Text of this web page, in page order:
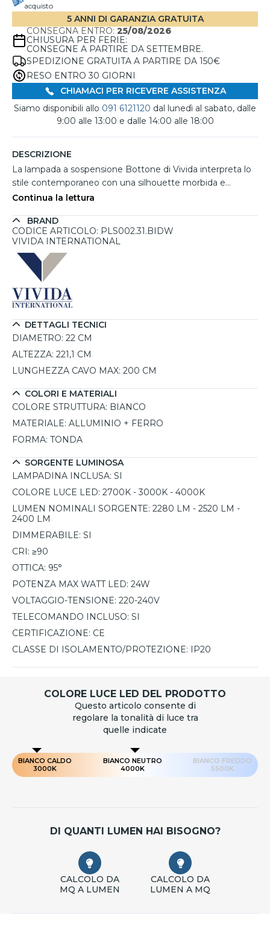
acquisto
5 ANNI DI GARANZIA GRATUITA
CONSEGNA ENTRO: 25/08/2026
CHIUSURA PER FERIE:
CONSEGNE A PARTIRE DA SETTEMBRE.
SPEDIZIONE GRATUITA A PARTIRE DA 150€
RESO ENTRO 30 GIORNI
CHIAMACI PER RICEVERE ASSISTENZA
Siamo disponibili allo 091 6121120 dal lunedì al sabato, dalle
9:00 alle 13:00 e dalle 14:00 alle 18:00
DESCRIZIONE
La lampada a sospensione Bottone di Vivida interpreta lo
stile contemporaneo con una silhouette morbida e
compatta, ispirata alla forma di un piccolo vaso
touch bianca dona eleganza e una piacevole sensazione
materica, perfetta per ambienti moderni e raffinati. Dotata
illuminazione diretta verso il basso e diffusione verso l'alto,
creando un effetto luminoso equilibrato e accogliente.
Ideale sopra tavoli da pranzo, penisole o isole cucina, può
essere installata anche in serie. Il telecomando incluso
colore da 2700K a 4000K.
Continua la lettura
BRAND
CODICE ARTICOLO: PLS002.31.BIDW
VIVIDA INTERNATIONAL
DETTAGLI TECNICI
DIAMETRO: 22 CM
ALTEZZA: 221,1 CM
LUNGHEZZA CAVO MAX: 200 CM
COLORI E MATERIALI
COLORE STRUTTURA: BIANCO
MATERIALE: ALLUMINIO + FERRO
FORMA: TONDA
SORGENTE LUMINOSA
LAMPADINA INCLUSA: SI
COLORE LUCE LED: 2700K - 3000K - 4000K
LUMEN NOMINALI SORGENTE: 2280 LM - 2520 LM -
2400 LM
DIMMERABILE: SI
CRI: ≥90
OTTICA: 95°
POTENZA MAX WATT LED: 24W
VOLTAGGIO-TENSIONE: 220-240V
TELECOMANDO INCLUSO: SI
CERTIFICAZIONE: CE
CLASSE DI ISOLAMENTO/PROTEZIONE:
IP20
COLORE LUCE LED DEL PRODOTTO
Questo articolo consente di
regolare la tonalità di luce tra
quelle indicate
BIANCO CALDO
3000K
BIANCO NEUTRO
4000K
BIANCO FREDDO
5500K
DI QUANTI LUMEN HAI BISOGNO?
CALCOLO DA
MQ A LUMEN
CALCOLO DA
LUMEN A MQ